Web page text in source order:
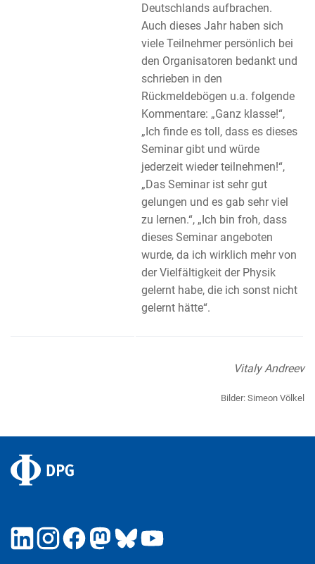
Deutschlands aufbrachen.
Auch dieses Jahr haben sich
viele Teilnehmer persönlich bei
den Organisatoren bedankt und
schrieben in den
Rückmeldebögen u.a. folgende
Kommentare: „Ganz klasse!“,
„Ich finde es toll, dass es dieses
Seminar gibt und würde
jederzeit wieder teilnehmen!“,
„Das Seminar ist sehr gut
gelungen und es gab sehr viel
zu lernen.“, „Ich bin froh, dass
dieses Seminar angeboten
wurde, da ich wirklich mehr von
der Vielfältigkeit der Physik
gelernt habe, die ich sonst nicht
gelernt hätte“.
Vitaly Andreev
Bilder: Simeon Völkel